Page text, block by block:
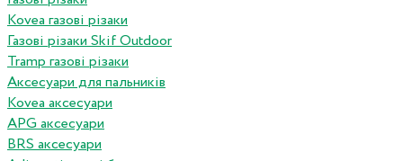
Kovea газові різаки
Газові різаки Skif Outdoor
Tramp газові різаки
Аксесуари для пальників
Kovea аксесуари
APG аксесуари
BRS аксесуари